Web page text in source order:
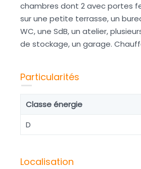
chambres dont 2 avec portes
sur une petite terrasse, un
WC, une SdB, un atelier,
de stockage, un garage.
Particularités
Classe énergie
D
Localisation